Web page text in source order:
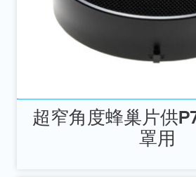
超窄角度蜂巢片供
罩用